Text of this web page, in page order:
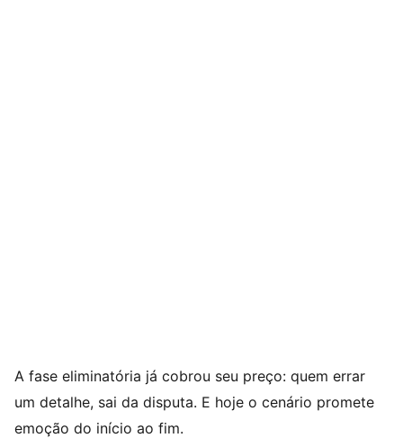
A fase eliminatória já cobrou seu preço: quem errar
um detalhe, sai da disputa. E hoje o cenário promete
emoção do início ao fim.